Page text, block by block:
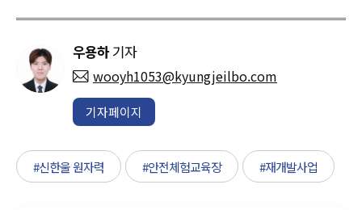
우용하기자
wooyh1053@kyungjeilbo.com
기자페이지
#신한울 원자력 #안전체험교육장 #재개발사업